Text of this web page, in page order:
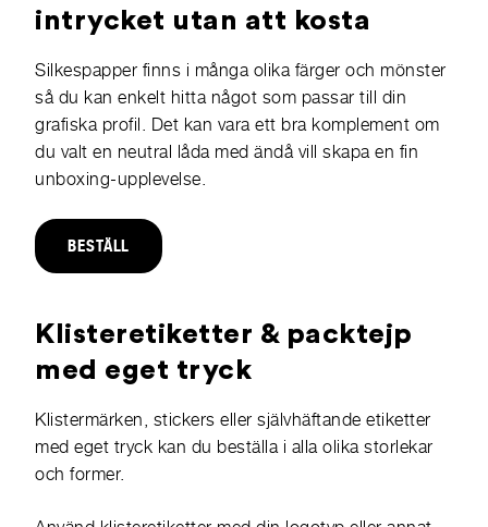
intrycket utan att kosta
Silkespapper finns i många olika färger och mönster
så du kan enkelt hitta något som passar till din
grafiska profil. Det kan vara ett bra komplement om
du valt en neutral låda med ändå vill skapa en fin
unboxing-upplevelse.
BESTÄLL
Klisteretiketter & packtejp
med eget tryck
Klistermärken, stickers eller självhäftande etiketter
med eget tryck kan du beställa i alla olika storlekar
och former.